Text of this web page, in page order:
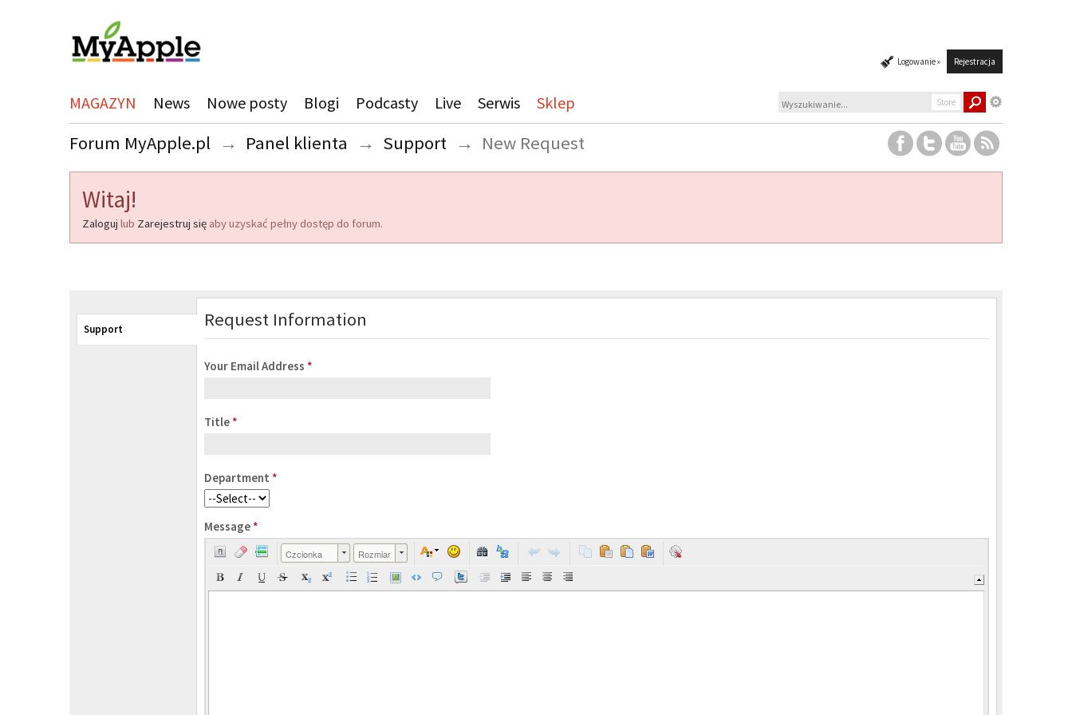
Logowanie » Rejestracja
MAGAZYN News Nowe posty Blogi Podcasty Live Serwis Sklep Store
Forum MyApple.pl → Panel klienta → Support → New Request
Witaj!
Zaloguj lub Zarejestruj się aby uzyskać pełny dostęp do forum.
Support Request Information
Your Email Address *
Title *
Department *
Message *
Czcionka Rozmiar